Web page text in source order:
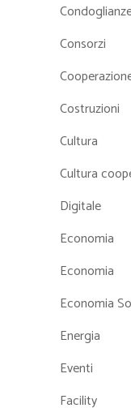
Consorzi
Costruzioni
Cultura
Cultura
Digitale
Economia
Economia
Economia
Energia
Eventi
Facility